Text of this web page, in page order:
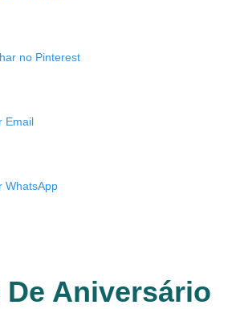
no Pinterest
Email
WhatsApp
Aniversário